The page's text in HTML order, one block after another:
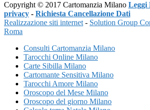
Copyright © 2017 Cartomanzia Milano Leggi
privacy - Richiesta Cancellazione Dati
Realizzazione siti internet - Solution Group
Roma
Consulti Cartomanzia Milano
Tarocchi Online Milano
Carte Sibilla Milano
Cartomante Sensitiva Milano
Tarocchi Amore Milano
Oroscopo del Mese Milano
Oroscopo del giorno Milano